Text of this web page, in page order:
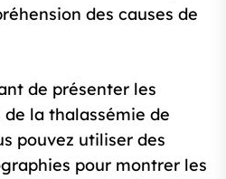
des causes de
de présenter les
la thalassémie de
pouvez utiliser des
pour montrer les